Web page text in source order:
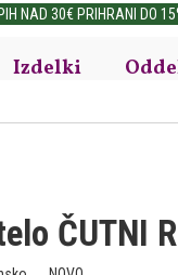
NAD 30€ PRIHRANI DO
Izdelki
ČUTNI